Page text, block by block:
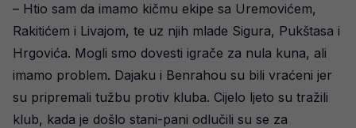
– Htio sam da imamo kičmu ekipe sa Uremovićem,
Rakitićem i Livajom, te uz njih mlade Sigura, Pukštasa i
Hrgovića. Mogli smo dovesti igrače za nula kuna, ali
imamo problem. Dajaku i Benrahou su bili vraćeni jer
su pripremali tužbu protiv kluba. Cijelo ljeto su tražili
klub, kada je došlo stani-pani odlučili su se za